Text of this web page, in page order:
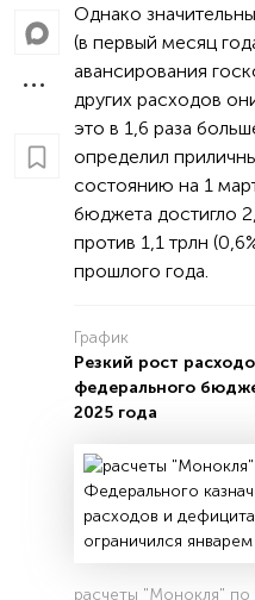
Однако
(в первый месяц
авансирования
других расходов
это в 1,6 раза
определил
состоянию на 1
бюджета достигло
против 1,1 трлн
прошлого года.
График
Резкий рост
федерального
2025 года
расчеты "Монокля"